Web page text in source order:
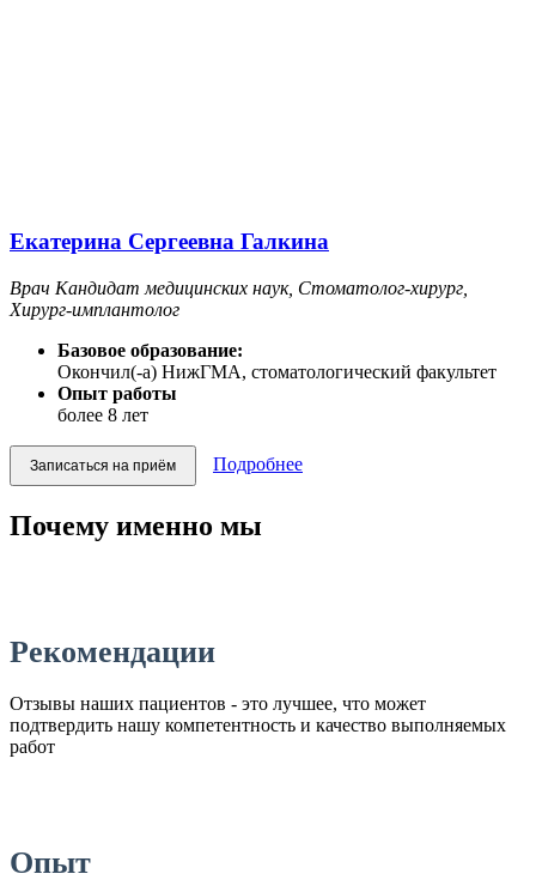
Екатерина Сергеевна Галкина
Врач Кандидат медицинских наук, Стоматолог-хирург,
Хирург-имплантолог
Базовое образование:
Окончил(-а) НижГМА, стоматологический факультет
Опыт работы
более 8 лет
Записаться на приём Подробнее
Почему именно мы
Рекомендации
Отзывы наших пациентов - это лучшее, что может
подтвердить нашу компетентность и качество выполняемых
работ
Опыт